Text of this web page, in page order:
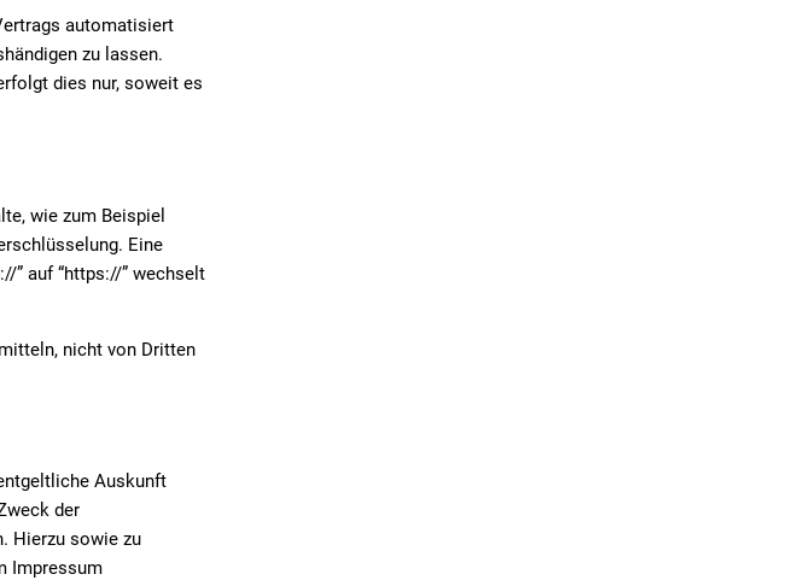
automatisiert
zu lassen.
dies nur, soweit es
wie zum Beispiel
Eine
” auf “https://” wechselt
nicht von Dritten
Auskunft
der
Hierzu sowie zu
Impressum